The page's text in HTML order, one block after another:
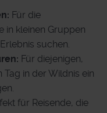
Für die
in kleinen Gruppen
suchen.
Für diejenigen,
in der Wildnis ein
für Reisende, die